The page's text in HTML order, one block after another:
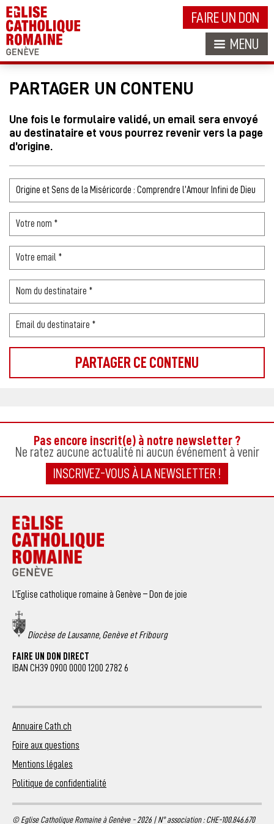
FAIRE UN DON
MENU
PARTAGER UN CONTENU
Une fois le formulaire validé, un email sera envoyé
au destinataire et vous pourrez revenir vers la page
d’origine.
Pas encore inscrit(e) à notre newsletter ?
Ne ratez aucune actualité ni aucun événement à venir
INSCRIVEZ-VOUS À LA NEWSLETTER !
L’Eglise catholique romaine à Genève – Don de joie
Diocèse de Lausanne, Genève et Fribourg
FAIRE UN DON DIRECT
IBAN CH39 0900 0000 1200 2782 6
Annuaire Cath.ch
Foire aux questions
Mentions légales
Politique de confidentialité
© Eglise Catholique Romaine à Genève - 2026 | N° association : CHE-100.846.670